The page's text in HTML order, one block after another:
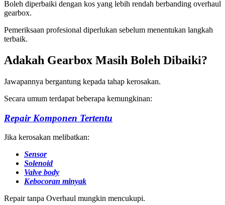
Boleh diperbaiki dengan kos yang lebih rendah berbanding overhaul
gearbox.
Pemeriksaan profesional diperlukan sebelum menentukan langkah
terbaik.
Adakah Gearbox Masih Boleh Dibaiki?
Jawapannya bergantung kepada tahap kerosakan.
Secara umum terdapat beberapa kemungkinan:
Repair Komponen Tertentu
Jika kerosakan melibatkan:
Sensor
Solenoid
Valve body
Kebocoran minyak
Repair tanpa Overhaul mungkin mencukupi.